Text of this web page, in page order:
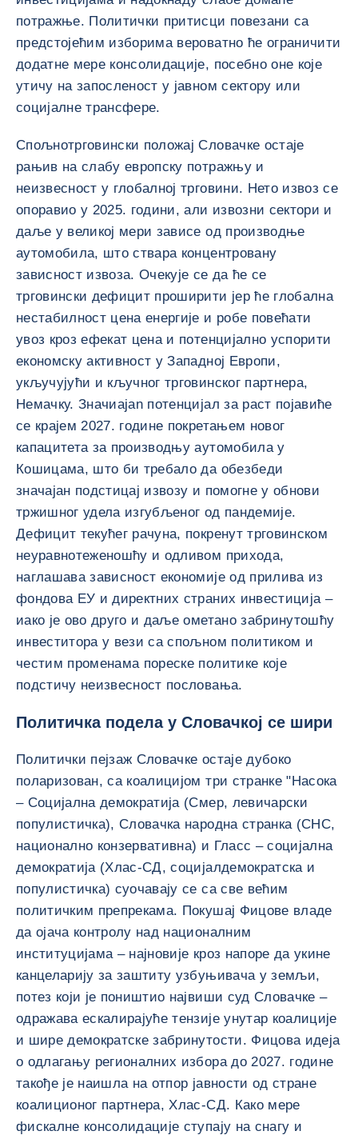
потражње. Политички притисци повезани са
предстојећим изборима вероватно ће ограничити
додатне мере консолидације, посебно оне које
утичу на запосленост у јавном сектору или
социјалне трансфере.
Спољнотрговински положај Словачке остаје
рањив на слабу европску потражњу и
неизвесност у глобалној трговини. Нето извоз се
опоравио у 2025. години, али извозни сектори и
даље у великој мери зависе од производње
аутомобила, што ствара концентровану
зависност извоза. Очекује се да ће се
трговински дефицит проширити јер ће глобална
нестабилност цена енергије и робе повећати
увоз кроз ефекат цена и потенцијално успорити
економску активност у Западној Европи,
укључујући и кључног трговинског партнера,
Немачку. Значиajan потенцијал за раст појавиће
се крајем 2027. године покретањем новог
капацитета за производњу аутомобила у
Кошицама, што би требало да обезбеди
значајан подстицај извозу и помогне у обнови
тржишног удела изгубљеног од пандемије.
Дефицит текућег рачуна, покренут трговинском
неуравнотеженошћу и одливом прихода,
наглашава зависност економије од прилива из
фондова ЕУ и директних страних инвестиција –
иако је ово друго и даље ометано забринутошћу
инвеститора у вези са спољном политиком и
честим променама пореске политике које
подстичу неизвесност пословања.
Политичка подела у Словачкој се шири
Политички пејзаж Словачке остаје дубоко
поларизован, са коалицијом три странке "Насока
– Социјална демократија (Смер, левичарски
популистичка), Словачка народна странка (СНС,
национално конзервативна) и Гласс – социјална
демократија (Хлас-СД, социјалдемократска и
популистичка) суочавају се са све већим
политичким препрекама. Покушај Фицове владе
да ојача контролу над националним
институцијама – најновије кроз напоре да укине
канцеларију за заштиту узбуњивача у земљи,
потез који је поништио највиши суд Словачке –
одражава ескалирајуће тензије унутар коалиције
и шире демократске забринутости. Фицова идеја
о одлагању регионалних избора до 2027. године
такође је наишла на отпор јавности од стране
коалиционог партнера, Хлас-СД. Како мере
фискалне консолидације ступају на снагу и